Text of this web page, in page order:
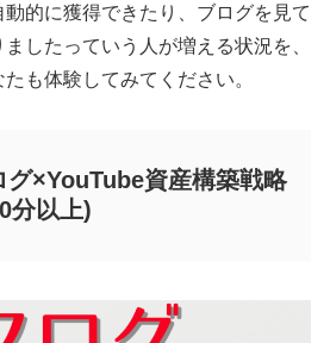
的に獲得できたり、ブログを見て
したっていう人が増える状況を、
も体験してみてください。
グ×YouTube資産構築戦略
分以上)